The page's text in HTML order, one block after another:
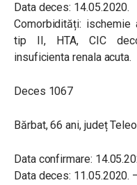
Data deces: 14.05.2020.
Comorbidități:
tip II, HTA, CIC
insuficienta renala acuta.
Deces 1067
Bărbat, 66 ani, județ
Data confirmare:
Data deces: 11.05.2020.